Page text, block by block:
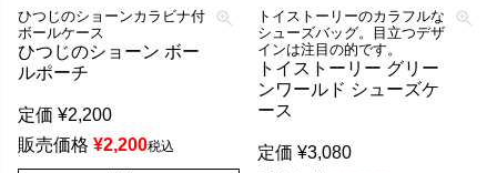
ひつじのショーンカラビナ付
ボールケース
ひつじのショーン ボー
ルポーチ
定価 ¥2,200
販売価格 ¥2,200税込
トイストーリーのカラフルな
シューズバッグ。目立つデザ
インは注目の的です。
トイストーリー グリー
ンワールド シューズケ
ース
定価 ¥3,080